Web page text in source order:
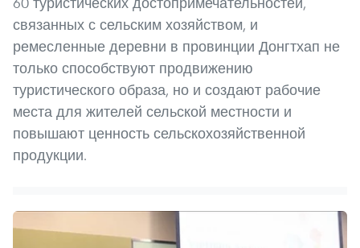
связанных с сельским хозяйством, и
ремесленные деревни в провинции Донгтхап не
только способствуют продвижению
туристического образа, но и создают рабочие
места для жителей сельской местности и
повышают ценность сельскохозяйственной
продукции.